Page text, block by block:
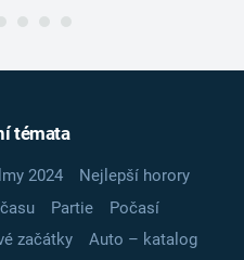
témata
2024
Nejlepší horory
Partie
Počasí
začátky
Auto – katalog